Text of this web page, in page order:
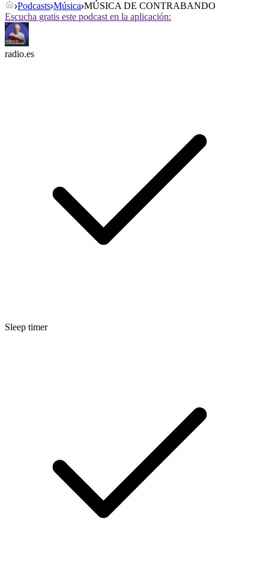
Podcasts Música MÚSICA DE CONTRABANDO
Escucha gratis este podcast en la aplicación:
radio.es
Sleep timer